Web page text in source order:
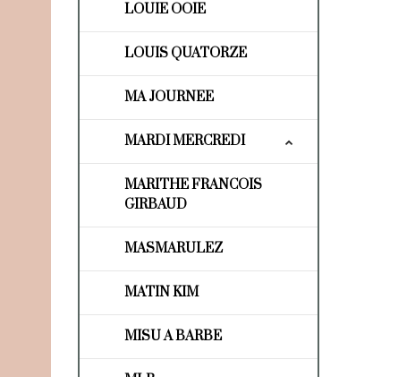
LOUIE OOIE
LOUIS QUATORZE
MA JOURNEE
MARDI MERCREDI
MARITHE FRANCOIS
GIRBAUD
MASMARULEZ
MATIN KIM
MISU A BARBE